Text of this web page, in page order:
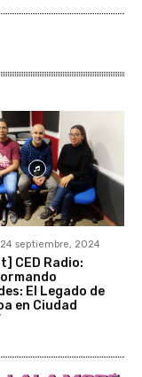
24 septiembre, 2024
CED Radio:
El Legado de
en Ciudad